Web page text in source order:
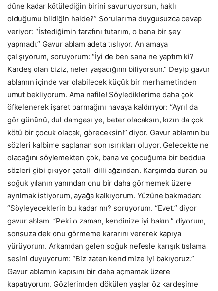
düne kadar kötülediğin birini savunuyorsun, haklı
olduğumu bildiğin halde?” Sorularıma duygusuzca cevap
veriyor: “İstediğimin tarafını tutarım, o bana bir şey
yapmadı.” Gavur ablam adeta tıslıyor. Anlamaya
çalışıyorum, soruyorum: “İyi de ben sana ne yaptım ki?
Kardeş olan biziz, neler yaşadığımı biliyorsun.” Deyip gavur
ablamın içinde var olabilecek küçük bir merhametinden
umut bekliyorum. Ama nafile! Söylediklerime daha çok
öfkelenerek işaret parmağını havaya kaldırıyor: “Ayrıl da
gör gününü, dul damgası ye, beter olacaksın, kızın da çok
kötü bir çocuk olacak, göreceksin!” diyor. Gavur ablamın bu
sözleri kalbime saplanan son ısırıkları oluyor. Gelecekte ne
olacağını söylemekten çok, bana ve çocuğuma bir beddua
sözleri gibi çıkıyor çatallı dilli ağzından. Karşımda duran bu
soğuk yılanın yanından onu bir daha görmemek üzere
ayrılmak istiyorum, ayağa kalkıyorum. Yüzüne bakmadan:
“Söyleyeceklerin bu kadar mı? soruyorum. “Evet.” diyor
gavur ablam. “Peki o zaman, kendinize iyi bakın.” diyorum,
sonsuza dek onu görmeme kararını vererek kapıya
yürüyorum. Arkamdan gelen soğuk nefesle karışık tıslama
sesini duyuyorum: “Biz zaten kendimize iyi bakıyoruz.”
Gavur ablamın kapısını bir daha açmamak üzere
kapatıyorum. Gözlerimden dökülen yaşlar öz kardeşime